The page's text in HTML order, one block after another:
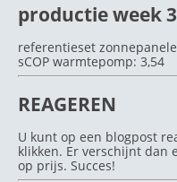
productie week
referentieset
sCOP warmtepomp: 3,54
REAGEREN
U kunt op een blogpost
klikken. Er verschijnt dan
op prijs. Succes!